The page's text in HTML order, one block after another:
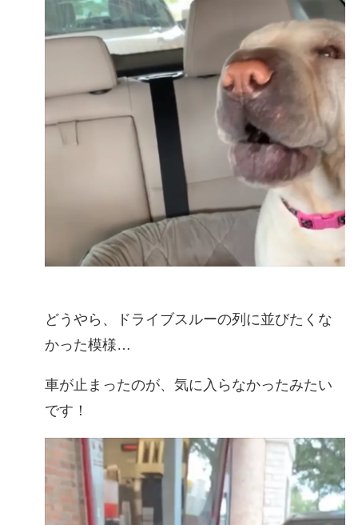
どうやら、ドライブスルーの列に並びたくな
かった模様…
車が止まったのが、気に入らなかったみたい
です！